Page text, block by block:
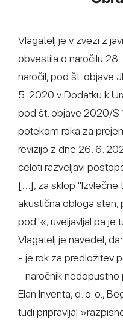
Vlagatelj je v zvezi z
obvestila o naročilu
naročil, pod št. objave
5. 2020 v Dodatku k
pod št. objave 2020/
potekom roka za
revizijo z dne 26. 6.
celoti razveljavi
[…], za sklop "Izvlečne
akustična obloga sten,
pod"«, uveljavljal pa je
Vlagatelj je navedel, da:
- je rok za predložitev
- naročnik
Elan Inventa, d. o. o.,
tudi pripravljal